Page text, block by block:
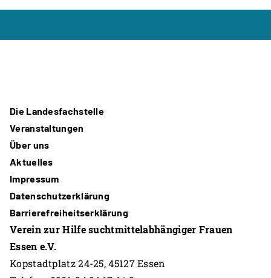
Die Landesfachstelle
Veranstaltungen
Über uns
Aktuelles
Impressum
Datenschutzerklärung
Barrierefreiheitserklärung
Verein zur Hilfe suchtmittelabhängiger Frauen
Essen e.V.
Kopstadtplatz 24-25, 45127 Essen